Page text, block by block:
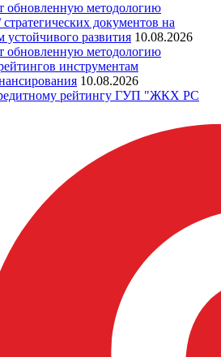
обновленную методологию
документов на
устойчивого развития 10.08.2026
обновленную методологию
инструментам
10.08.2026
рейтингу ГУП "ЖКХ РС